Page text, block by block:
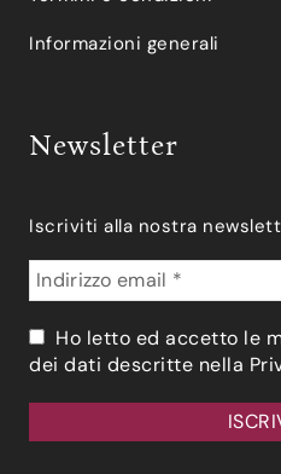
Informazioni generali
Newsletter
Iscriviti alla nostra
Ho letto ed accetto le
dei dati descritte nella